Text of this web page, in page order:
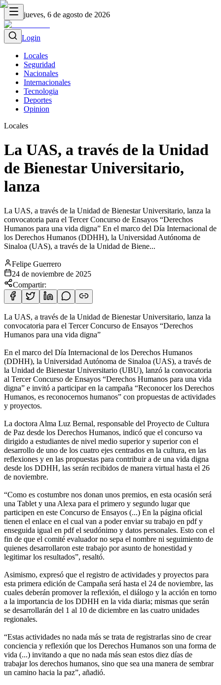
jueves, 6 de agosto de 2026
Login
Locales
Seguridad
Nacionales
Internacionales
Tecnologia
Deportes
Opinion
Locales
La UAS, a través de la Unidad
de Bienestar Universitario,
lanza
La UAS, a través de la Unidad de Bienestar Universitario, lanza la
convocatoria para el Tercer Concurso de Ensayos “Derechos
Humanos para una vida digna” En el marco del Día Internacional de
los Derechos Humanos (DDHH), la Universidad Autónoma de
Sinaloa (UAS), a través de la Unidad de Biene...
Felipe Guerrero
24 de noviembre de 2025
Compartir:
La UAS, a través de la Unidad de Bienestar Universitario, lanza la
convocatoria para el Tercer Concurso de Ensayos “Derechos
Humanos para una vida digna”
En el marco del Día Internacional de los Derechos Humanos
(DDHH), la Universidad Autónoma de Sinaloa (UAS), a través de
la Unidad de Bienestar Universitario (UBU), lanzó la convocatoria
al Tercer Concurso de Ensayos “Derechos Humanos para una vida
digna” e invitó a participar en la campaña “Reconocer los Derechos
Humanos, es reconocernos humanos” con propuestas de actividades
y proyectos.
La doctora Alma Luz Bernal, responsable del Proyecto de Cultura
de Paz desde los Derechos Humanos, indicó que el concurso va
dirigido a estudiantes de nivel medio superior y superior con el
desarrollo de uno de los cuatro ejes centrados en la cultura, en las
reflexiones y en las propuestas para contribuir a de una vida digna
desde los DDHH, las serán recibidos de manera virtual hasta el 26
de noviembre.
“Como es costumbre nos donan unos premios, en esta ocasión será
una Tablet y una Alexa para el primero y segundo lugar que
participen en este Concurso de Ensayos (...) En la página oficial
tienen el enlace en el cual van a poder enviar su trabajo en pdf y
enseguida igual en pdf el seudónimo y datos personales. Esto con el
fin de que el comité evaluador no sepa el nombre ni seguimiento de
quienes desarrollaron este trabajo por asunto de honestidad y
legitimar los resultados”, resaltó.
Asimismo, expresó que el registro de actividades y proyectos para
esta primera edición de Campaña será hasta el 24 de noviembre, las
cuales deberán promover la reflexión, el diálogo y la acción en torno
a la importancia de los DDHH en la vida diaria; mismas que serán
se desarrollarán del 1 al 10 de diciembre en las cuatro unidades
regionales.
“Estas actividades no nada más se trata de registrarlas sino de crear
conciencia y reflexión que los Derechos Humanos son una forma de
vida (...) invitando a que no nada más sean estos diez días de
trabajar los derechos humanos, sino que sea una manera de sembrar
un camino hacia la paz”, añadió.